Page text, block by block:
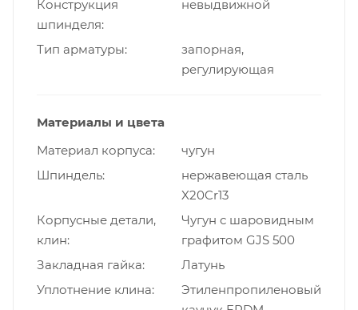
Конструкция
шпинделя
невыдвижной
Тип арматуры
запорная,
регулирующая
Материалы и цвета
Материал корпуса
чугун
Шпиндель
нержавеющая сталь
X20Cr13
Корпусные детали,
клин
Чугун с шаровидным
графитом GJS 500
Закладная гайка
Латунь
Уплотнение клина
Этиленпропиленовый